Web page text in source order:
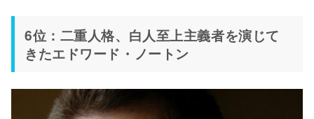
6位：二重人格、白人至上主義者を演じて
きたエドワード・ノートン